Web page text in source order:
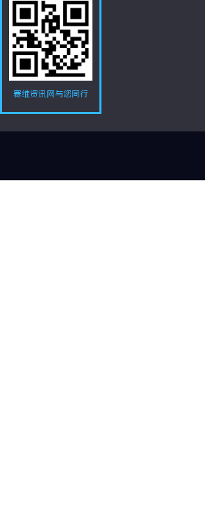
赛维资讯网与您同行